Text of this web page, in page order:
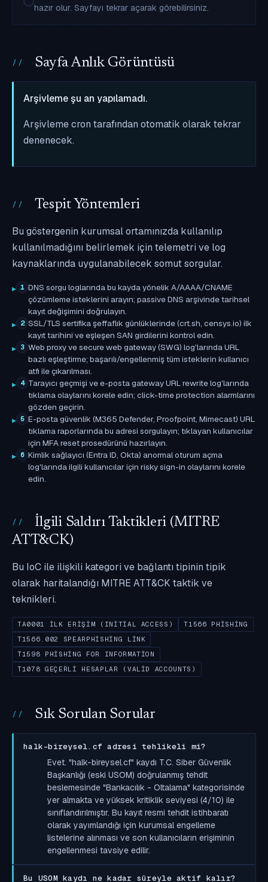
hazır olur. Sayfayı tekrar açarak görebilirsiniz.
Sayfa Anlık Görüntüsü
Arşivleme şu an yapılamadı.
Arşivleme cron tarafından otomatik olarak tekrar
denenecek.
Tespit Yöntemleri
Bu göstergenin kurumsal ortamınızda kullanılıp
kullanılmadığını belirlemek için telemetri ve log
kaynaklarında uygulanabilecek somut sorgular.
1 DNS sorgu loglarında bu kayda yönelik A/AAAA/CNAME
çözümleme isteklerini arayın; passive DNS arşivinde tarihsel
kayıt değişimini doğrulayın.
2 SSL/TLS sertifika şeffaflık günlüklerinde (crt.sh, censys.io) ilk
kayıt tarihini ve eşleşen SAN girdilerini kontrol edin.
3 Web proxy ve secure web gateway (SWG) log'larında URL
bazlı eşleştirme; başarılı/engellenmiş tüm isteklerin kullanıcı
atfı ile çıkarılması.
4 Tarayıcı geçmişi ve e-posta gateway URL rewrite log'larında
tıklama olaylarını korele edin; click-time protection alarmlarını
gözden geçirin.
5 E-posta güvenlik (M365 Defender, Proofpoint, Mimecast) URL
tıklama raporlarında bu adresi sorgulayın; tıklayan kullanıcılar
için MFA reset prosedürünü hazırlayın.
6 Kimlik sağlayıcı (Entra ID, Okta) anormal oturum açma
log'larında ilgili kullanıcılar için risky sign-in olaylarını korele
edin.
İlgili Saldırı Taktikleri (MITRE
ATT&CK)
Bu IoC ile ilişkili kategori ve bağlantı tipinin tipik
olarak haritalandığı MITRE ATT&CK taktik ve
teknikleri.
TA0001 İLK ERIŞIM (INITIAL ACCESS)
T1566 PHISHING
T1566.002 SPEARPHISHING LINK
T1598 PHISHING FOR INFORMATION
T1078 GEÇERLI HESAPLAR (VALID ACCOUNTS)
Sık Sorulan Sorular
halk-bireysel.cf adresi tehlikeli mi?
Evet. "halk-bireysel.cf" kaydı T.C. Siber Güvenlik
Başkanlığı (eski USOM) doğrulanmış tehdit
beslemesinde "Bankacılık - Oltalama" kategorisinde
yer almakta ve yüksek kritiklik seviyesi (4/10) ile
sınıflandırılmıştır. Bu kayıt resmi tehdit istihbaratı
olarak yayımlandığı için kurumsal engelleme
listelerine alınması ve son kullanıcıların erişiminin
engellenmesi tavsiye edilir.
Bu USOM kaydı ne kadar süreyle aktif kalır?